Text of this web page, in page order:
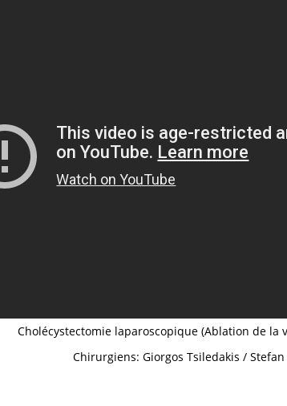
Cholécystectomie laparoscopique (Ablation de la
Chirurgiens: Giorgos Tsiledakis / Stefan